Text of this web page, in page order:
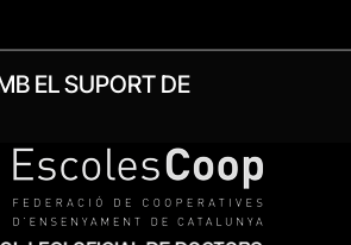
EL SUPORT DE